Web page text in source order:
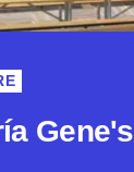
Gene's